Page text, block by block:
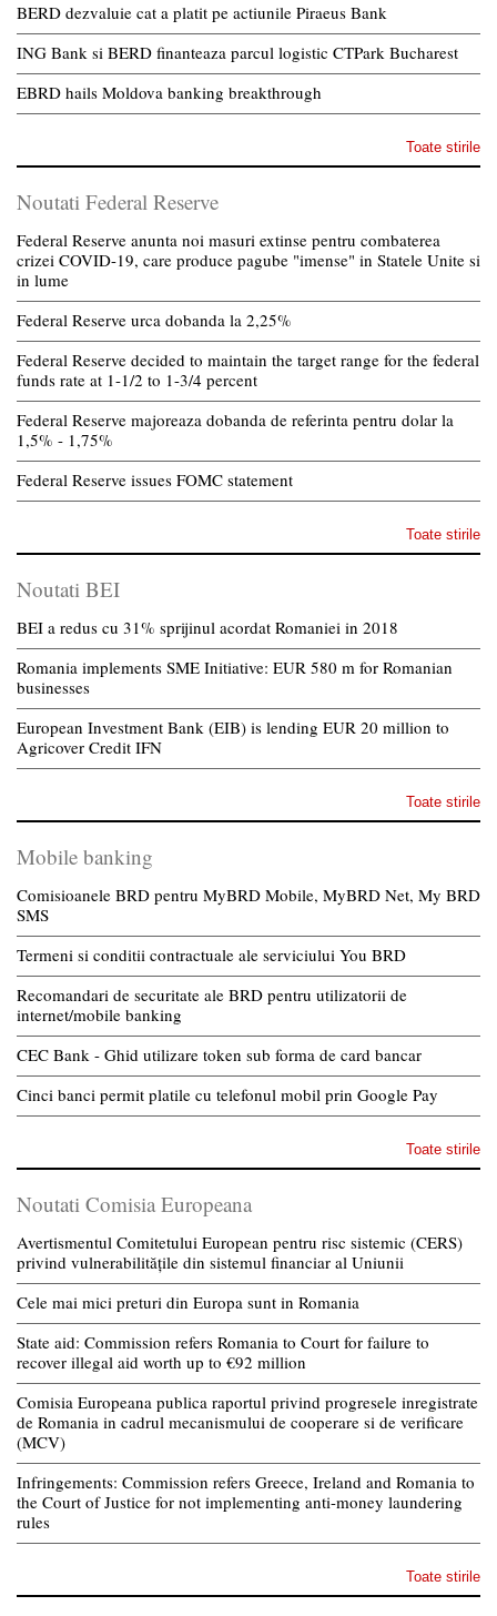
BERD dezvaluie cat a platit pe actiunile Piraeus Bank
ING Bank si BERD finanteaza parcul logistic CTPark Bucharest
EBRD hails Moldova banking breakthrough
Toate stirile
Noutati Federal Reserve
Federal Reserve anunta noi masuri extinse pentru combaterea
crizei COVID-19, care produce pagube "imense" in Statele Unite si
in lume
Federal Reserve urca dobanda la 2,25%
Federal Reserve decided to maintain the target range for the federal
funds rate at 1-1/2 to 1-3/4 percent
Federal Reserve majoreaza dobanda de referinta pentru dolar la
1,5% - 1,75%
Federal Reserve issues FOMC statement
Toate stirile
Noutati BEI
BEI a redus cu 31% sprijinul acordat Romaniei in 2018
Romania implements SME Initiative: EUR 580 m for Romanian
businesses
European Investment Bank (EIB) is lending EUR 20 million to
Agricover Credit IFN
Toate stirile
Mobile banking
Comisioanele BRD pentru MyBRD Mobile, MyBRD Net, My BRD
SMS
Termeni si conditii contractuale ale serviciului You BRD
Recomandari de securitate ale BRD pentru utilizatorii de
internet/mobile banking
CEC Bank - Ghid utilizare token sub forma de card bancar
Cinci banci permit platile cu telefonul mobil prin Google Pay
Toate stirile
Noutati Comisia Europeana
Avertismentul Comitetului European pentru risc sistemic (CERS)
privind vulnerabilitățile din sistemul financiar al Uniunii
Cele mai mici preturi din Europa sunt in Romania
State aid: Commission refers Romania to Court for failure to
recover illegal aid worth up to €92 million
Comisia Europeana publica raportul privind progresele inregistrate
de Romania in cadrul mecanismului de cooperare si de verificare
(MCV)
Infringements: Commission refers Greece, Ireland and Romania to
the Court of Justice for not implementing anti-money laundering
rules
Toate stirile